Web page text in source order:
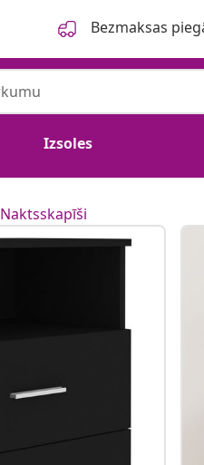
Bezmaksas
Izsoles
Naktsskapīši